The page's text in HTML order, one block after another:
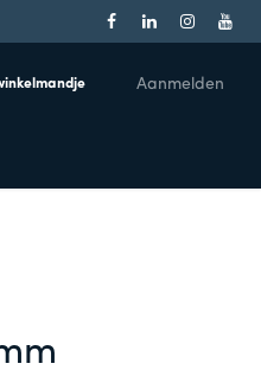
Aanmelden